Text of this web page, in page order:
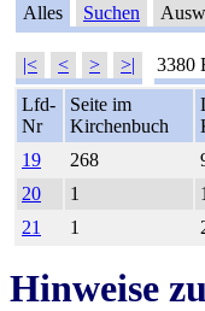
Alles Suchen
|< < > >| 3380
Lfd-
Nr
Seite im
Kirchenbuch
19
268
20
1 1
21
1
Hinweise